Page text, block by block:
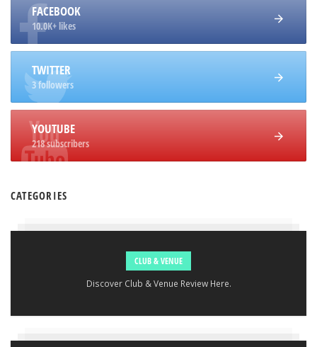
FACEBOOK
10.0K+ likes
TWITTER
3 followers
YOUTUBE
218 subscribers
CATEGORIES
CLUB & VENUE
Discover Club & Venue Review Here.